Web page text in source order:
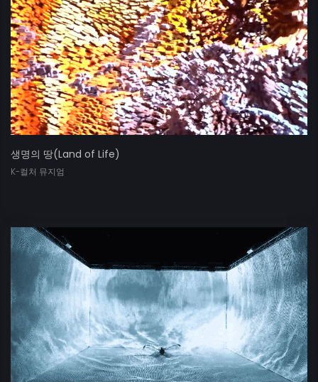
생명의 땅(Land of Life)
K-컬처 뮤지엄